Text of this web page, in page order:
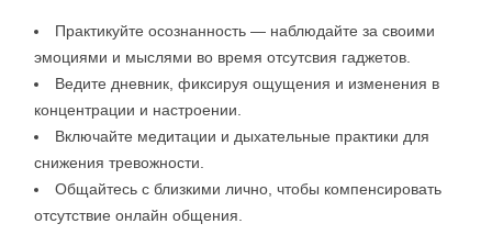
Практикуйте осознанность — наблюдайте за своими
эмоциями и мыслями во время отсутсвия гаджетов.
Ведите дневник, фиксируя ощущения и изменения в
концентрации и настроении.
Включайте медитации и дыхательные практики для
снижения тревожности.
Общайтесь с близкими лично, чтобы компенсировать
отсутствие онлайн общения.